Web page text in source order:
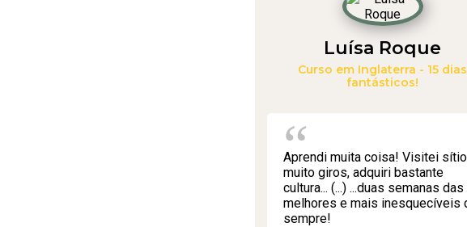
Luísa Roque
Curso em Inglaterra - 15 dias
fantásticos!
Aprendi muita coisa! Visitei
muito giros, adquiri bastante
cultura... (...) ...duas semanas das
melhores e mais inesquecíveis
sempre!